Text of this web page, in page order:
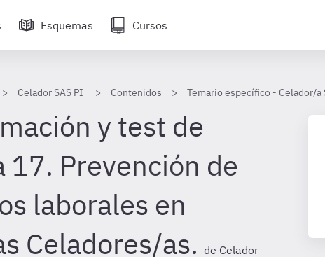
Esquemas Cursos
Celador SAS PI Contenidos Temario específico - Celador/a
y test de
17. Prevención de
laborales en
Celadores/as. de Celador